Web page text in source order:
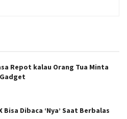
Repot kalau Orang Tua Minta
Bisa Dibaca ‘Nya’ Saat Berbalas